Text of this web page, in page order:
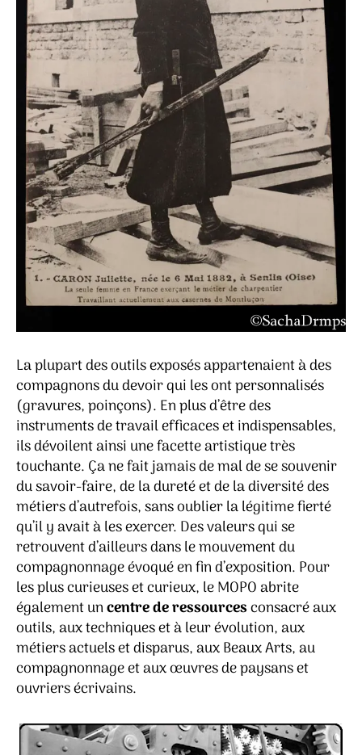
La plupart des outils exposés appartenaient à des
compagnons du devoir qui les ont personnalisés
(gravures, poinçons). En plus d’être des
instruments de travail efficaces et indispensables,
ils dévoilent ainsi une facette artistique très
touchante. Ça ne fait jamais de mal de se souvenir
du savoir-faire, de la dureté et de la diversité des
métiers d’autrefois, sans oublier la légitime fierté
qu’il y avait à les exercer. Des valeurs qui se
retrouvent d’ailleurs dans le mouvement du
compagnonnage évoqué en fin d’exposition. Pour
les plus curieuses et curieux, le MOPO abrite
également uncentre de ressourcesconsacré aux
outils, aux techniques et à leur évolution, aux
métiers actuels et disparus, aux Beaux Arts, au
compagnonnage et aux œuvres de paysans et
ouvriers écrivains.